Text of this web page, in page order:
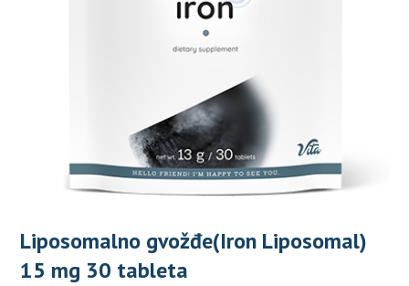
Liposomalno gvožđe(Iron Liposomal)
15 mg 30 tableta